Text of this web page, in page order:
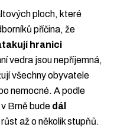
ploch, které
příčina, že
hranici
vedra jsou nepříjemná,
všechny obyvatele
nemocné. A podle
Brně bude dál
až o několik stupňů.